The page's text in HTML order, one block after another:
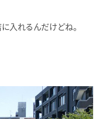
入れるんだけどね。